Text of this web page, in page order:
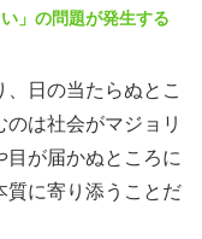
」の問題が発生する
日の当たらぬとこ
は社会がマジョリ
目が届かぬところに
質に寄り添うことだ